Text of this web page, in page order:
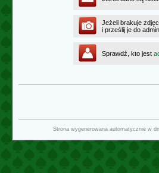
Jeżeli brakuje
i prześlij je do
Sprawdź, kto jest
Strona wygenerowana automatycznie w